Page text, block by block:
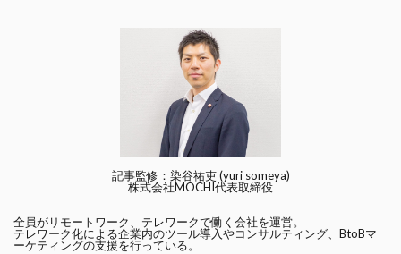
記事監修：染谷祐吏 (yuri someya)
株式会社MOCHI代表取締役
全員がリモートワーク、テレワークで働く会社を運営。
テレワーク化による企業内のツール導入やコンサルティング、BtoBマ
ーケティングの支援を行っている。